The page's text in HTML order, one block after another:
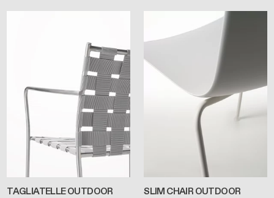
TAGLIATELLE OUTDOOR SLIM CHAIR OUTDOOR